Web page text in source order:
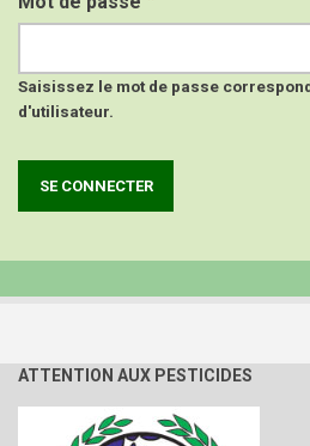
Saisissez le mot de passe
d'utilisateur.
ATTENTION AUX PESTICIDES